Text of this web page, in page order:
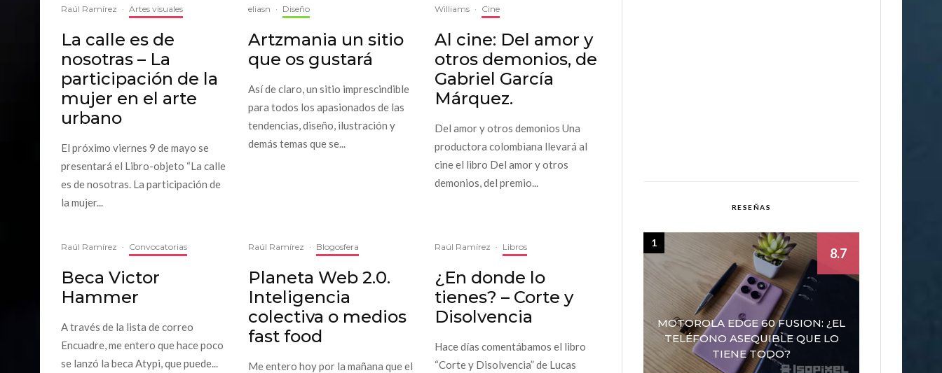
Raúl Ramírez · Artes visuales
La calle es de
nosotras – La
participación de la
mujer en el arte
urbano
El próximo viernes 9 de mayo se
presentará el Libro-objeto “La calle
es de nosotras. La participación de
la mujer...
eliasn · Diseño
Artzmania un sitio
que os gustará
Así de claro, un sitio imprescindible
para todos los apasionados de las
tendencias, diseño, ilustración y
demás temas que se...
Williams · Cine
Al cine: Del amor y
otros demonios, de
Gabriel García
Márquez.
Del amor y otros demonios Una
productora colombiana llevará al
cine el libro Del amor y otros
demonios, del premio...
Raúl Ramírez · Convocatorias
Beca Victor
Hammer
A través de la lista de correo
Encuadre, me entero que hace poco
se lanzó la beca Atypi, que puede...
Raúl Ramírez · Blogosfera
Planeta Web 2.0.
Inteligencia
colectiva o medios
fast food
Me entero hoy por la mañana que el
Raúl Ramírez · Libros
¿En donde lo
tienes? – Corte y
Disolvencia
Hace días comentábamos el libro
“Corte y Disolvencia” de Lucas
RESEÑAS
MOTOROLA EDGE 60 FUSION: ¿EL
TELÉFONO ASEQUIBLE QUE LO
TIENE TODO?
8.7
1